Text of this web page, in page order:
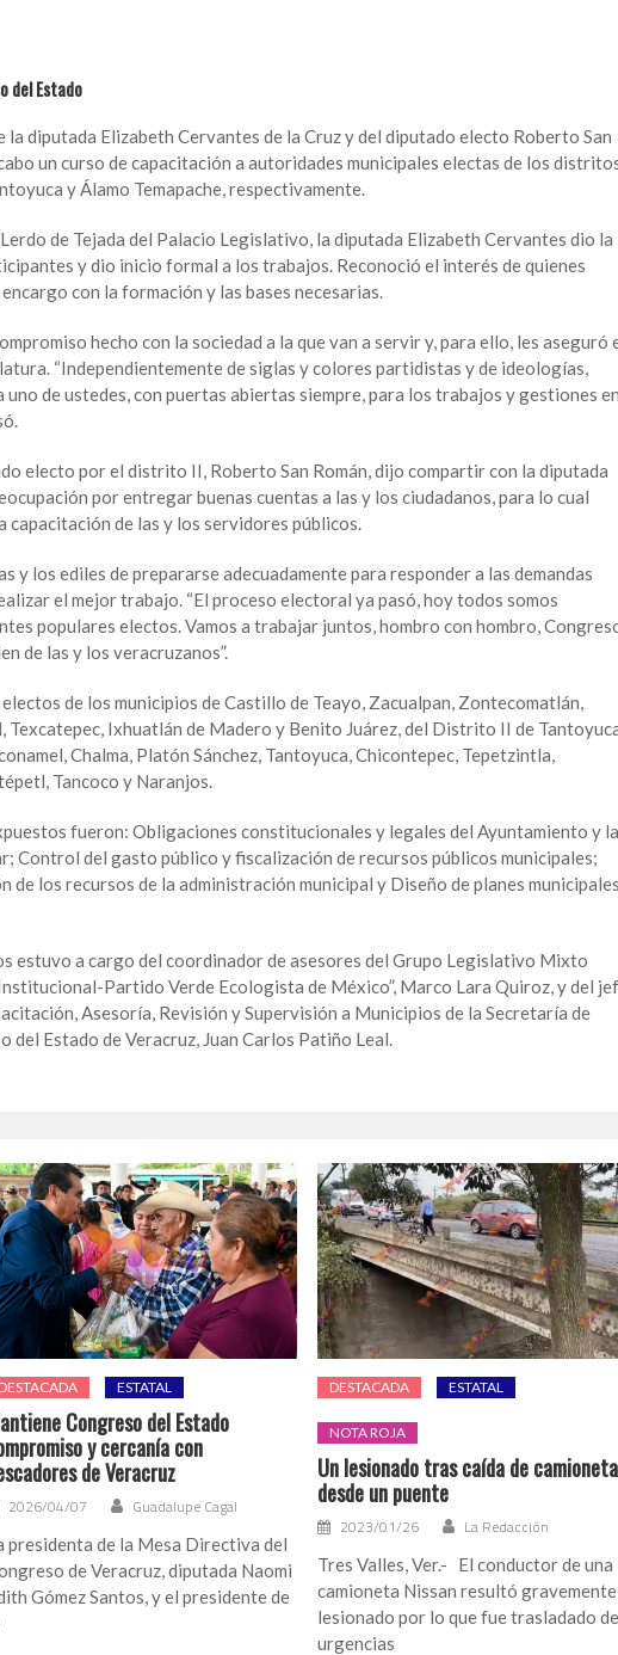
del Estado
diputada Elizabeth Cervantes de la Cruz y del diputado electo Roberto San
un curso de capacitación a autoridades municipales electas de los
y Álamo Temapache, respectivamente.
de Tejada del Palacio Legislativo, la diputada Elizabeth Cervantes dio la
y dio inicio formal a los trabajos. Reconoció el interés de quienes
con la formación y las bases necesarias.
hecho con la sociedad a la que van a servir y, para ello, les aseguró
“Independientemente de siglas y colores partidistas y de ideologías,
uno de ustedes, con puertas abiertas siempre, para los trabajos y gestiones
electo por el distrito II, Roberto San Román, dijo compartir con la diputada
por entregar buenas cuentas a las y los ciudadanos, para lo cual
capacitación de las y los servidores públicos.
y los ediles de prepararse adecuadamente para responder a las demandas
el mejor trabajo. “El proceso electoral ya pasó, hoy todos somos
populares electos. Vamos a trabajar juntos, hombro con hombro,
de las y los veracruzanos”.
de los municipios de Castillo de Teayo, Zacualpan, Zontecomatlán,
Texcatepec, Ixhuatlán de Madero y Benito Juárez, del Distrito II de
Chalma, Platón Sánchez, Tantoyuca, Chicontepec, Tepetzintla,
Tancoco y Naranjos.
fueron: Obligaciones constitucionales y legales del Ayuntamiento y
Control del gasto público y fiscalización de recursos públicos municipales;
de los recursos de la administración municipal y Diseño de planes
estuvo a cargo del coordinador de asesores del Grupo Legislativo Mixto
Partido Verde Ecologista de México”, Marco Lara Quiroz, y del
Asesoría, Revisión y Supervisión a Municipios de la Secretaría de
del Estado de Veracruz, Juan Carlos Patiño Leal.
DESTACADA ESTATAL
Congreso del Estado
y cercanía con
de Veracruz
2026/04/07 Guadalupe Cagal
presidenta de la Mesa Directiva del
de Veracruz, diputada Naomi
Gómez Santos, y el presidente de
DESTACADA ESTATAL
NOTA ROJA
Un lesionado tras caída de camioneta
desde un puente
2023/01/26 La Redacción
Tres Valles, Ver.- El conductor de una
camioneta Nissan resultó gravemente
lesionado por lo que fue trasladado
urgencias